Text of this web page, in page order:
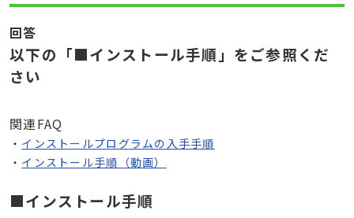
回答
以下の「■インストール手順」をご参照くだ
さい
関連FAQ
・ インストールプログラムの入手手順
・ インストール手順（動画）
■インストール手順